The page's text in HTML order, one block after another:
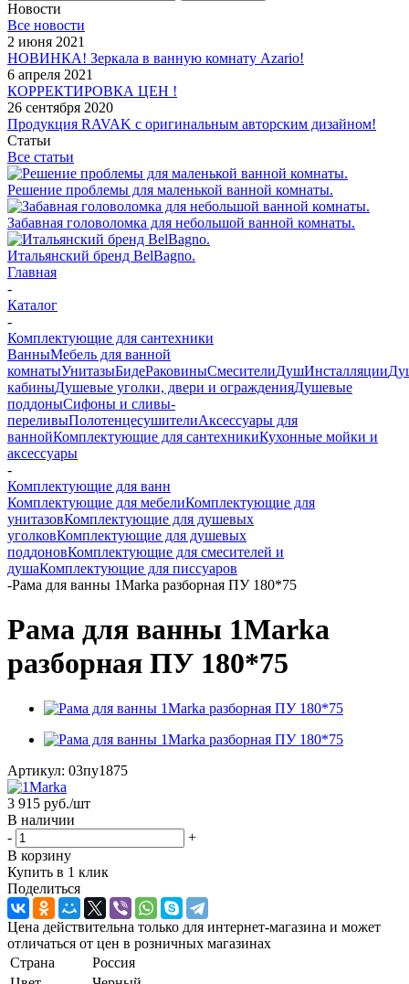
Новости
Все новости
2 июня 2021
НОВИНКА! Зеркала в ванную комнату Azario!
6 апреля 2021
КОРРЕКТИРОВКА ЦЕН !
26 сентября 2020
Продукция RAVAK с оригинальным авторским дизайном!
Статьи
Все статьи
Решение проблемы для маленькой ванной комнаты.
Забавная головоломка для небольшой ванной комнаты.
Итальянский бренд BelBagno.
Главная
-
Каталог
-
Комплектующие для сантехники
ВанныМебель для ванной
комнатыУнитазыБидеРаковиныСмесителиДушИнсталляции
кабиныДушевые уголки, двери и огражденияДушевые
поддоныСифоны и сливы-
переливыПолотенцесушителиАксессуары для
ваннойКомплектующие для сантехникиКухонные мойки и
аксессуары
-
Комплектующие для ванн
Комплектующие для мебелиКомплектующие для
унитазовКомплектующие для душевых
уголковКомплектующие для душевых
поддоновКомплектующие для смесителей и
душаКомплектующие для писсуаров
-Рама для ванны 1Marka разборная ПУ 180*75
Рама для ванны 1Marka
разборная ПУ 180*75
Артикул: 03пу1875
3 915 руб./шт
В наличии
-
+
В корзину
Купить в 1 клик
Поделиться
Цена действительна только для интернет-магазина и может
отличаться от цен в розничных магазинах
Страна
Россия